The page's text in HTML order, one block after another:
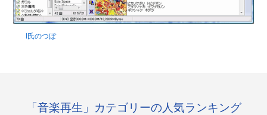
I氏のつぼ
「音楽再生」カテゴリーの人気ランキング